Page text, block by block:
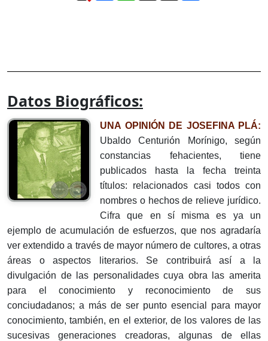
Datos Biográficos:
UNA OPINIÓN DE JOSEFINA PLÁ:
Ubaldo Centurión Morínigo, según
constancias fehacientes, tiene
publicados hasta la fecha treinta
títulos: relacionados casi todos con
nombres o hechos de relieve jurídico.
Cifra que en sí misma es ya un
ejemplo de acumulación de esfuerzos, que nos agradaría
ver extendido a través de mayor número de cultores, a otras
áreas o aspectos literarios. Se contribuirá así a la
divulgación de las personalidades cuya obra las amerita
para el conocimiento y reconocimiento de sus
conciudadanos; a más de ser punto esencial para mayor
conocimiento, también, en el exterior, de los valores de las
sucesivas generaciones creadoras, algunas de ellas